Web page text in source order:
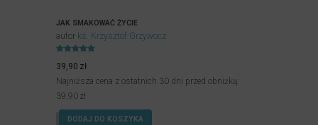
JAK SMAKOWAĆ ŻYCIE
autor ks. Krzysztof Grzywocz
4.97
na 5.
39,90 zł
Najniższa cena z ostatnich 30 dni przed obniżką:
39,90 zł
DODAJ DO KOSZYKA